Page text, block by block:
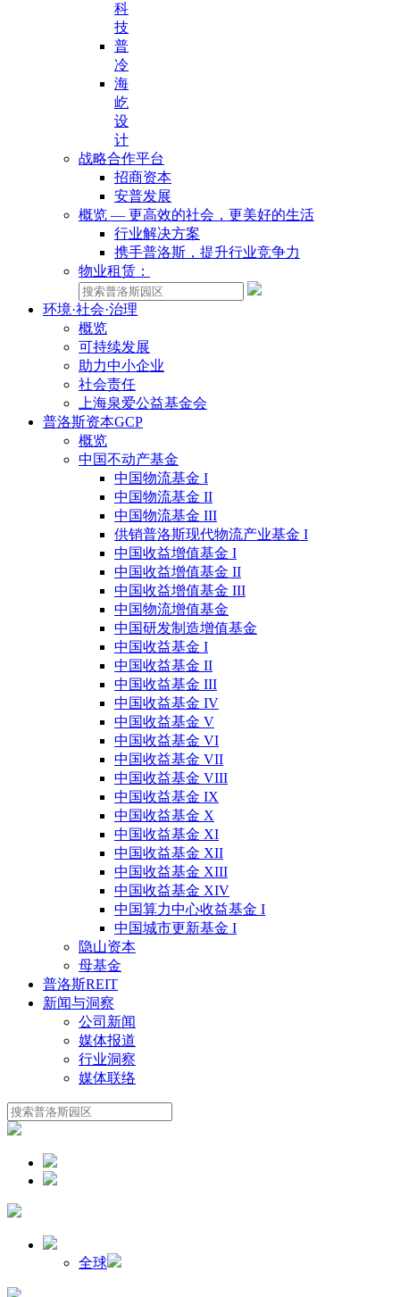
科
技
普
冷
海
屹
设
计
战略合作平台
招商资本
安普发展
概览 — 更高效的社会，更美好的生活
行业解决方案
携手普洛斯，提升行业竞争力
物业租赁：
环境·社会·治理
概览
可持续发展
助力中小企业
社会责任
上海泉爱公益基金会
普洛斯资本GCP
概览
中国不动产基金
中国物流基金 I
中国物流基金 II
中国物流基金 III
供销普洛斯现代物流产业基金 I
中国收益增值基金 I
中国收益增值基金 II
中国收益增值基金 III
中国物流增值基金
中国研发制造增值基金
中国收益基金 I
中国收益基金 II
中国收益基金 III
中国收益基金 IV
中国收益基金 V
中国收益基金 VI
中国收益基金 VII
中国收益基金 VIII
中国收益基金 IX
中国收益基金 X
中国收益基金 XI
中国收益基金 XII
中国收益基金 XIII
中国收益基金 XIV
中国算力中心收益基金 I
中国城市更新基金 I
隐山资本
母基金
普洛斯REIT
新闻与洞察
公司新闻
媒体报道
行业洞察
媒体联络
全球